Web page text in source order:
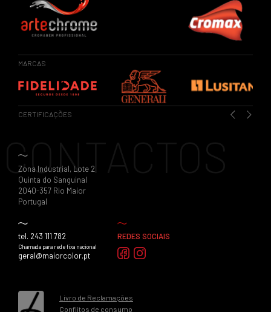
MARCAS
Previous
Next
CERTIFICAÇÕES
CONTACTOS
Zona Industrial, Lote 2
Quinta do Sanguinal
2040-357 Rio Maior
Portugal
tel. 243 111 782
Chamada para rede fixa nacional
geral@maiorcolor.pt
REDES SOCIAIS
Livro de Reclamações
Conflitos de consumo